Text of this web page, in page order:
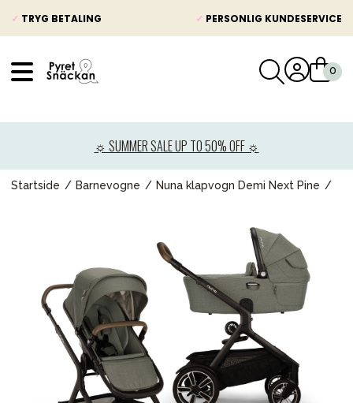
✓ TRYG BETALING ✓ PERSONLIG KUNDESERVICE
☼ SUMMER SALE UP TO 50% OFF ☼
Startside Barnevogne Nuna klapvogn Demi Next Pine
Barnevogne
Autostole
Baby
Legetøj og spil
Mor & Far
Møbler & sengetøj
Tilbehør
Reservedele